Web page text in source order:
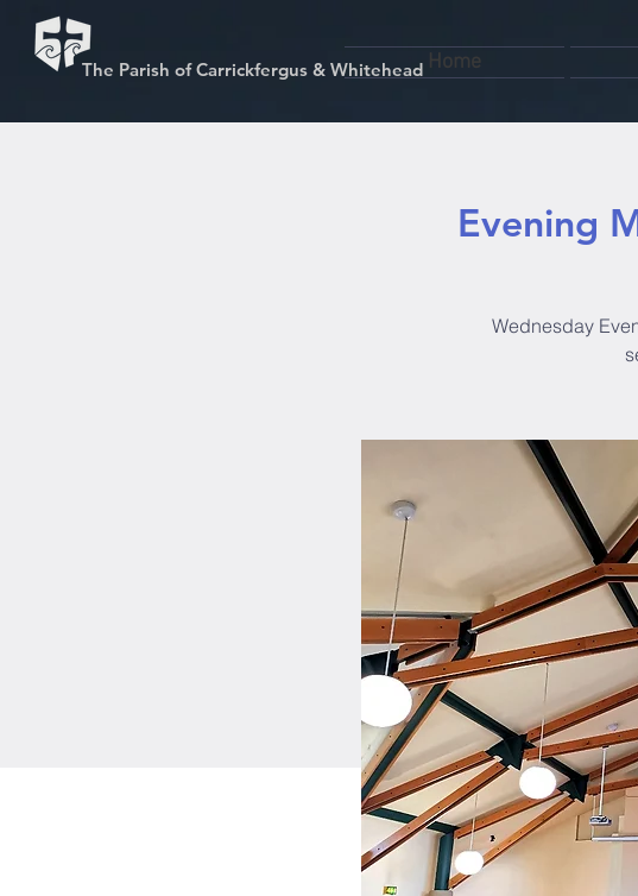
The Parish of Carrickfergus & Whitehead Home
Evening
Wednesday